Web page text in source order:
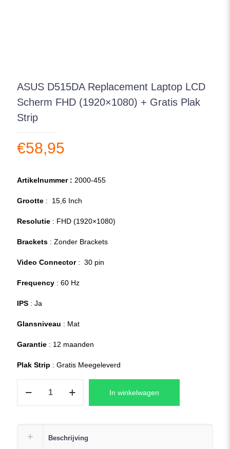
ASUS D515DA Replacement Laptop LCD
Scherm FHD (1920×1080) + Gratis Plak
Strip
€58,95
Artikelnummer : 2000-455
Grootte : 15,6 Inch
Resolutie : FHD (1920×1080)
Brackets : Zonder Brackets
Video Connector: 30 pin
Frequency : 60 Hz
IPS : Ja
Glansniveau : Mat
Garantie : 12 maanden
Plak Strip : Gratis Meegeleverd
LCD
In winkelwagen
Beschrijving